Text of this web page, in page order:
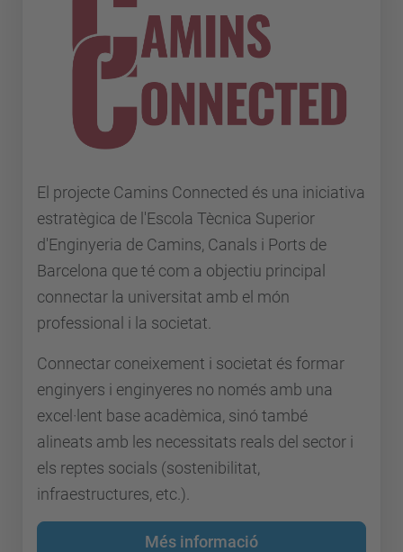
El projecte Camins Connected és una iniciativa
estratègica de l'Escola Tècnica Superior
d'Enginyeria de Camins, Canals i Ports de
Barcelona que té com a objectiu principal
connectar la universitat amb el món
professional i la societat.
Connectar coneixement i societat és formar
enginyers i enginyeres no només amb una
excel·lent base acadèmica, sinó també
alineats amb les necessitats reals del sector i
els reptes socials (sostenibilitat,
infraestructures, etc.).
Més informació